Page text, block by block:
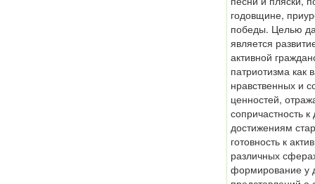
годовщине,
победы. Целью
является
активной
патриотизма как
нравственных и
ценностей,
сопричастность
достижениям
готовность к
различных
формирование у